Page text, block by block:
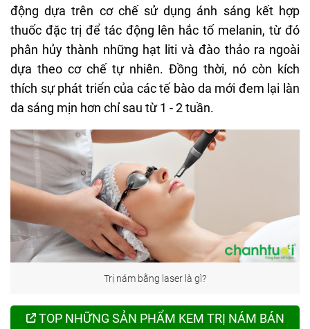
động dựa trên cơ chế sử dụng ánh sáng kết hợp
thuốc đặc trị để tác động lên hắc tố melanin, từ đó
phân hủy thành những hạt liti và đào thảo ra ngoài
dựa theo cơ chế tự nhiên. Đồng thời, nó còn kích
thích sự phát triển của các tế bào da mới đem lại làn
da sáng mịn hơn chỉ sau từ 1 - 2 tuần.
Trị nám bằng laser là gì?
TOP NHỮNG SẢN PHẨM KEM TRỊ NÁM BÁN